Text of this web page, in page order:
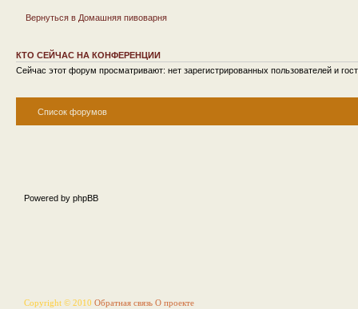
Вернуться в Домашняя пивоварня
КТО СЕЙЧАС НА КОНФЕРЕНЦИИ
Сейчас этот форум просматривают: нет зарегистрированных пользователей и
Список форумов
Powered by phpBB
Copyright © 2010 Обратная связь О проекте